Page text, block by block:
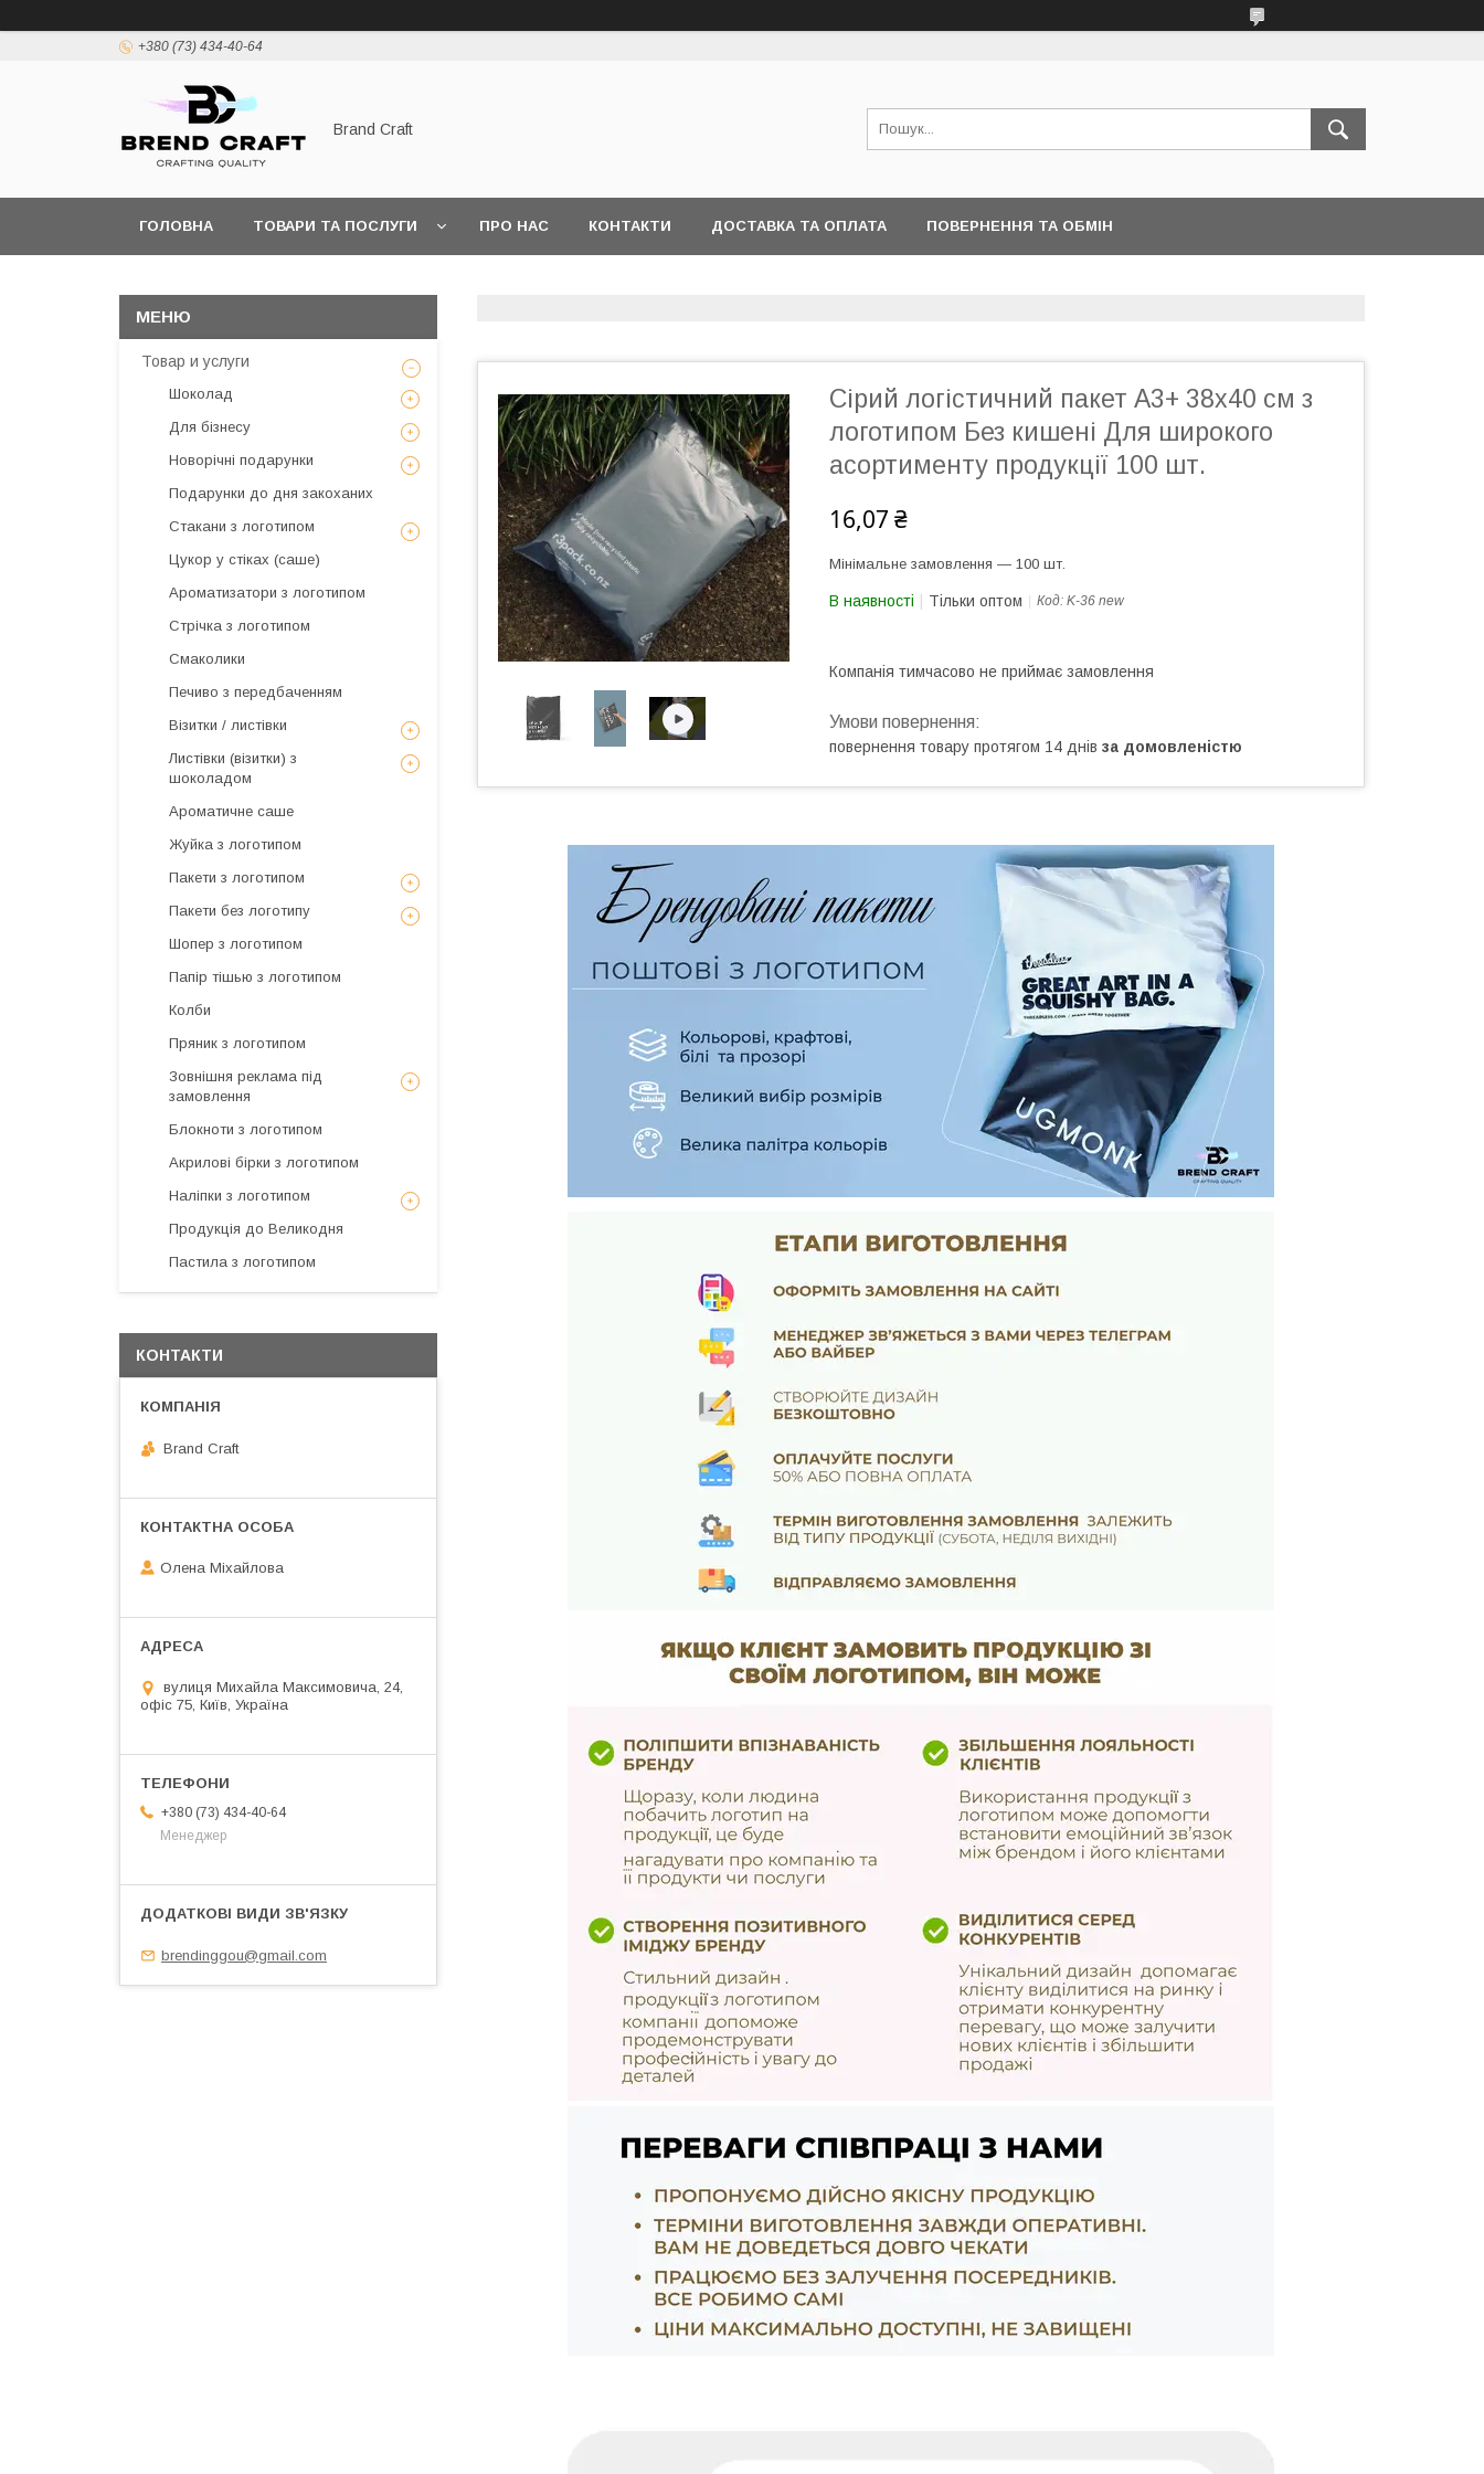
+380 (73) 434-40-64
Brand Craft
ГОЛОВНА ТОВАРИ ТА ПОСЛУГИ ПРО НАС КОНТАКТИ ДОСТАВКА ТА ОПЛАТА ПОВЕРНЕННЯ ТА ОБМІН
Сірий логістичний пакет А3+ 38х40 см з
логотипом Без кишені Для широкого
асортименту продукції 100 шт.
16,07 ₴
Мінімальне замовлення — 100 шт.
В наявності Тільки оптом Код: K-36 new
Компанія тимчасово не приймає замовлення
повернення товару протягом 14 днів за домовленістю
Товар и услуги
Шоколад
Для бізнесу
Новорічні подарунки
Подарунки до дня закоханих
Стакани з логотипом
Цукор у стіках (саше)
Ароматизатори з логотипом
Стрічка з логотипом
Смаколики
Печиво з передбаченням
Візитки / листівки
Листівки (візитки) з
шоколадом
Ароматичне саше
Жуйка з логотипом
Пакети з логотипом
Пакети без логотипу
Шопер з логотипом
Папір тішью з логотипом
Колби
Пряник з логотипом
Зовнішня реклама під
замовлення
Блокноти з логотипом
Акрилові бірки з логотипом
Наліпки з логотипом
Продукція до Великодня
Пастила з логотипом
КОНТАКТИ
Brand Craft
Олена Міхайлова
вулиця Михайла Максимовича, 24,
офіс 75, Київ, Україна
+380 (73) 434-40-64
Менеджер
brendinggou@gmail.com